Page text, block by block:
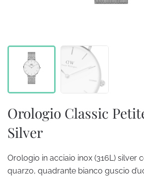
Orologio Classic
Silver
Orologio in acciaio inox (316L) silver
quarzo, quadrante bianco guscio